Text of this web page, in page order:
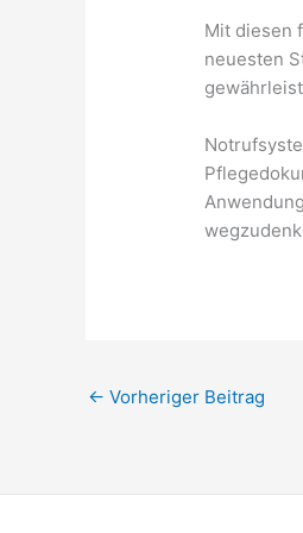
Mit diesen
neuesten
← Vorheriger Beitrag